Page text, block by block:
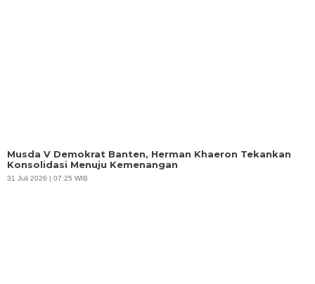
Musda V Demokrat Banten, Herman Khaeron Tekankan
Konsolidasi Menuju Kemenangan
31 Juli 2026 | 07:25 WIB